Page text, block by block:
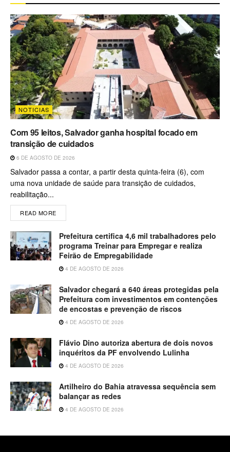
NOTICIAS
Com 95 leitos, Salvador ganha hospital focado em
transição de cuidados
6 DE AGOSTO DE 2026
Salvador passa a contar, a partir desta quinta-feira (6), com
uma nova unidade de saúde para transição de cuidados,
reabilitação...
READ MORE
Prefeitura certifica 4,6 mil trabalhadores pelo
programa Treinar para Empregar e realiza
Feirão de Empregabilidade
4 DE AGOSTO DE 2026
Salvador chegará a 640 áreas protegidas pela
Prefeitura com investimentos em contenções
de encostas e prevenção de riscos
4 DE AGOSTO DE 2026
Flávio Dino autoriza abertura de dois novos
inquéritos da PF envolvendo Lulinha
4 DE AGOSTO DE 2026
Artilheiro do Bahia atravessa sequência sem
balançar as redes
4 DE AGOSTO DE 2026